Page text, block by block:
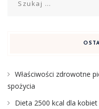
Właściwości zdrowotne
spożycia
Dieta 2500 kcal dla